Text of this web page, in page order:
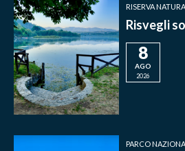
RISERVA
Risvegli
8
AGO
2026
PARCO